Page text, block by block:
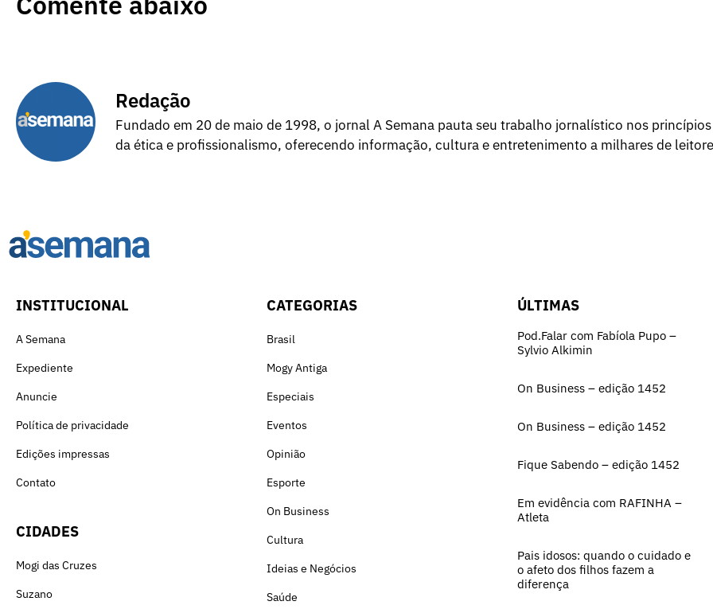
Redação
Fundado em 20 de maio de 1998, o jornal A Semana pauta seu trabalho jornalístico nos princípios
da ética e profissionalismo, oferecendo informação, cultura e entretenimento a milhares de
INSTITUCIONAL
A Semana
Expediente
Anuncie
Política de privacidade
Edições impressas
Contato
CIDADES
Mogi das Cruzes
Suzano
CATEGORIAS
Brasil
Mogy Antiga
Especiais
Eventos
Opinião
Esporte
On Business
Cultura
Ideias e Negócios
Saúde
ÚLTIMAS
Pod.Falar com Fabíola Pupo –
Sylvio Alkimin
On Business – edição 1452
On Business – edição 1452
Fique Sabendo – edição 1452
Em evidência com RAFINHA –
Atleta
Pais idosos: quando o cuidado e
o afeto dos filhos fazem a
diferença